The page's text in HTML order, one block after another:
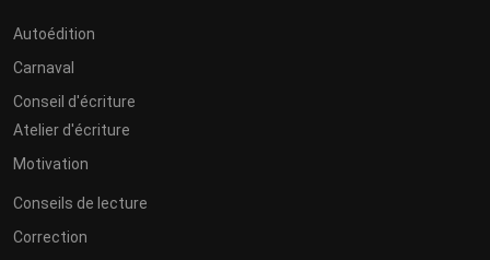
Autoédition
Carnaval
Conseil d'écriture
Atelier d'écriture
Motivation
Conseils de lecture
Correction